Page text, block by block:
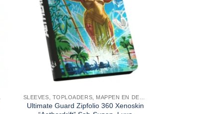
Ultimate Guard Zipfolio 360 Xenoskin